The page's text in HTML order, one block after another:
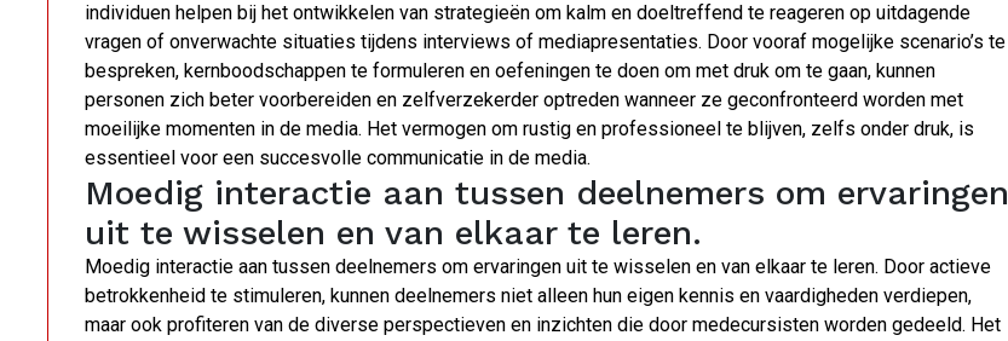
individuen helpen bij het ontwikkelen van strategieën om kalm en doeltreffend te reageren op uitdagende
vragen of onverwachte situaties tijdens interviews of mediapresentaties. Door vooraf mogelijke scenario’s te
bespreken, kernboodschappen te formuleren en oefeningen te doen om met druk om te gaan, kunnen
personen zich beter voorbereiden en zelfverzekerder optreden wanneer ze geconfronteerd worden met
moeilijke momenten in de media. Het vermogen om rustig en professioneel te blijven, zelfs onder druk, is
essentieel voor een succesvolle communicatie in de media.
Moedig interactie aan tussen deelnemers om ervaringen
uit te wisselen en van elkaar te leren.
Moedig interactie aan tussen deelnemers om ervaringen uit te wisselen en van elkaar te leren. Door actieve
betrokkenheid te stimuleren, kunnen deelnemers niet alleen hun eigen kennis en vaardigheden verdiepen,
maar ook profiteren van de diverse perspectieven en inzichten die door medecursisten worden gedeeld. Het